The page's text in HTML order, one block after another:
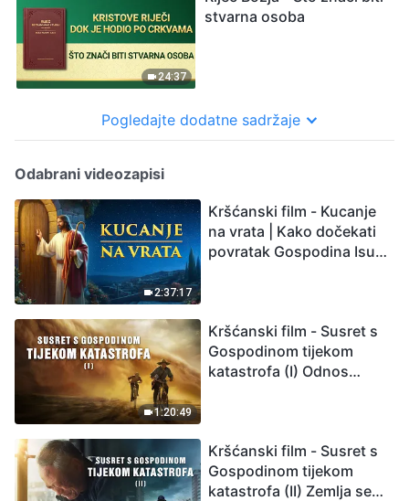
24:37
stvarna osoba
Pogledajte dodatne sadržaje
Odabrani videozapisi
2:37:17
Kršćanski film - Kucanje
na vrata | Kako dočekati
povratak Gospodina Isusa
1:20:49
Kršćanski film - Susret s
Gospodinom tijekom
katastrofa (I) Odnos
Kršćanski film - Susret s
Gospodinom tijekom
katastrofa (II) Zemlja se